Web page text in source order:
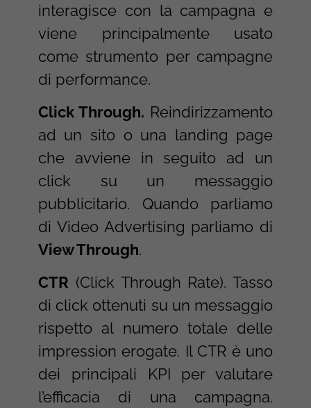
interagisce con la campagna e
viene principalmente usato
come strumento per campagne
di performance.
Click Through. Reindirizzamento
ad un sito o una landing page
che avviene in seguito ad un
click su un messaggio
pubblicitario. Quando parliamo
di Video Advertising parliamo di
View Through.
CTR (Click Through Rate). Tasso
di click ottenuti su un messaggio
rispetto al numero totale delle
impression erogate. Il CTR è uno
dei principali KPI per valutare
l’efficacia di una campagna.